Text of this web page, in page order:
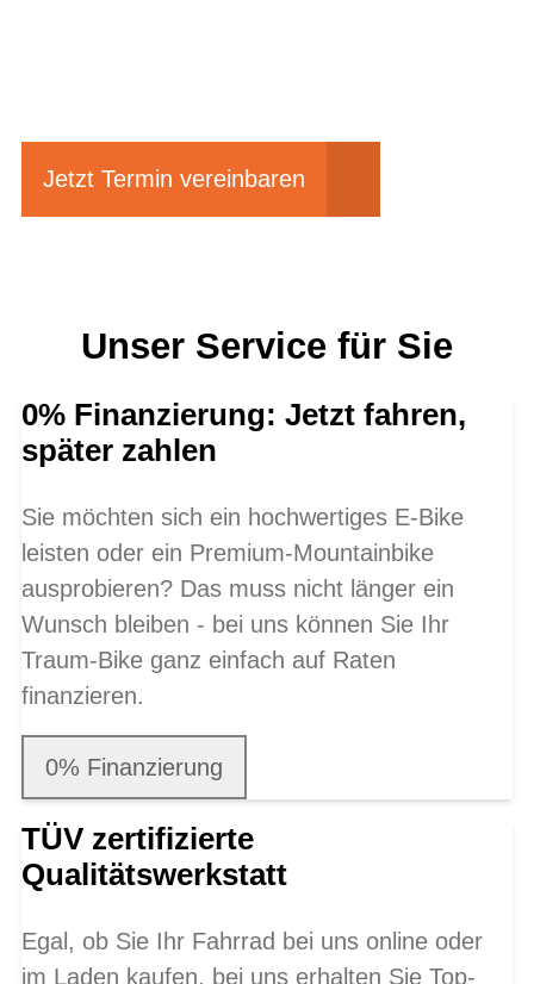
Jetzt Termin vereinbaren
Unser Service für Sie
0% Finanzierung: Jetzt fahren,
später zahlen
Sie möchten sich ein hochwertiges E-Bike
leisten oder ein Premium-Mountainbike
ausprobieren? Das muss nicht länger ein
Wunsch bleiben - bei uns können Sie Ihr
Traum-Bike ganz einfach auf Raten
finanzieren.
0% Finanzierung
TÜV zertifizierte
Qualitätswerkstatt
Egal, ob Sie Ihr Fahrrad bei uns online oder
im Laden kaufen, bei uns erhalten Sie Top-